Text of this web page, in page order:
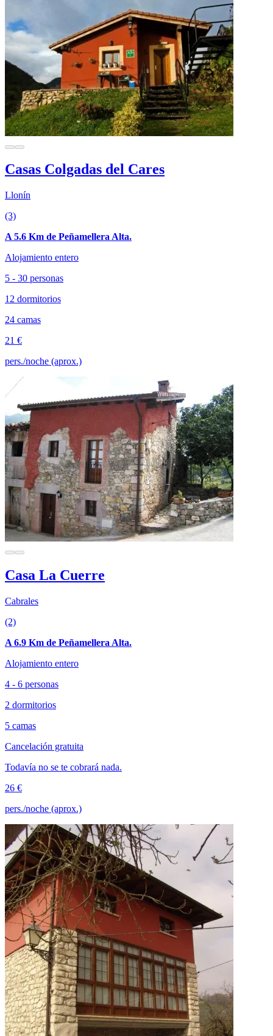
Casas Colgadas del Cares
Llonín
(3)
A 5.6 Km de Peñamellera Alta.
Alojamiento entero
5 - 30 personas
12 dormitorios
24 camas
21 €
pers./noche (aprox.)
Casa La Cuerre
Cabrales
(2)
A 6.9 Km de Peñamellera Alta.
Alojamiento entero
4 - 6 personas
2 dormitorios
5 camas
Cancelación gratuita
Todavía no se te cobrará nada.
26 €
pers./noche (aprox.)